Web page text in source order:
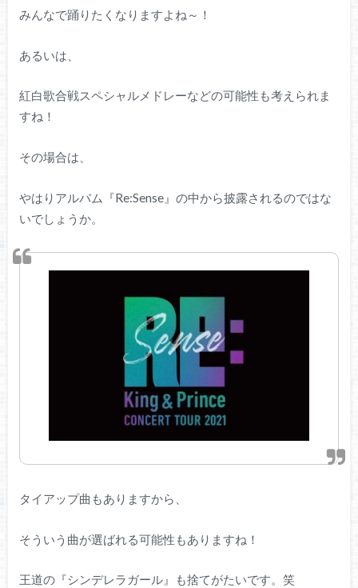
みんなで踊りたくなりますよね～！
あるいは、
紅白歌合戦スペシャルメドレーなどの可能性も考えられま
すね！
その場合は、
やはりアルバム『Re:Sense』の中から披露されるのではな
いでしょうか。
タイアップ曲もありますから、
そういう曲が選ばれる可能性もありますね！
王道の『シンデレラガール』も捨てがたいです。笑